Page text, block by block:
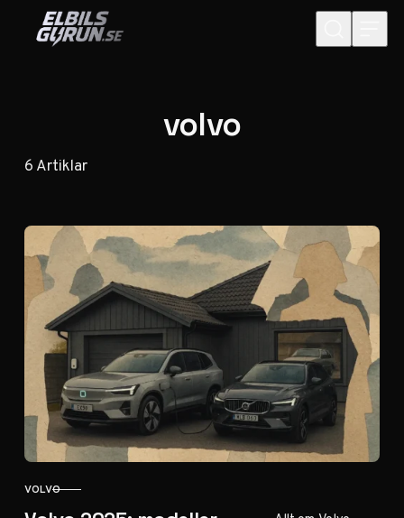
Hoppa till innehåll
volvo
6Artiklar
KATEGORI
VOLVO